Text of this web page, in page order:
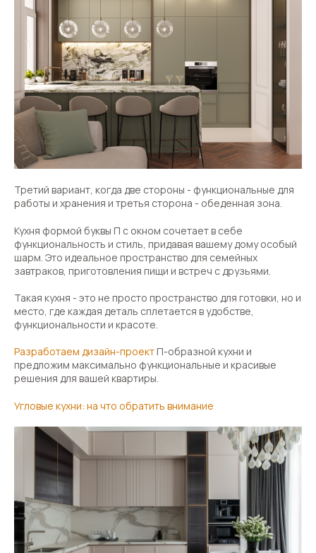
Третий вариант, когда две стороны - функциональные для
работы и хранения и третья сторона - обеденная зона.
Кухня формой буквы П с окном сочетает в себе
функциональность и стиль, придавая вашему дому особый
шарм. Это идеальное пространство для семейных
завтраков, приготовления пищи и встреч с друзьями.
Такая кухня - это не просто пространство для готовки, но и
место, где каждая деталь сплетается в удобстве,
функциональности и красоте.
Разработаем дизайн-проект П-образной кухни и
предложим максимально функциональные и красивые
решения для вашей квартиры.
Угловые кухни: на что обратить внимание